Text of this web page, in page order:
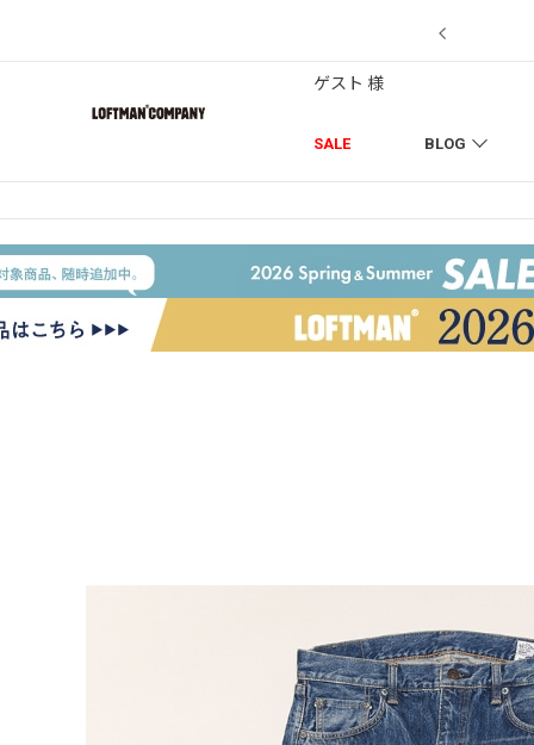
SALE BLOG
ゲスト 様